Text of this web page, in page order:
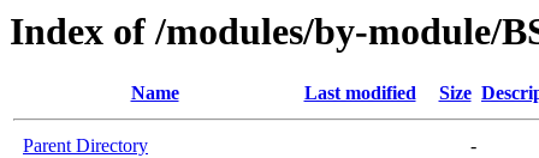
Index of /modules/by-module/
Name Last modified Size
Parent Directory
-